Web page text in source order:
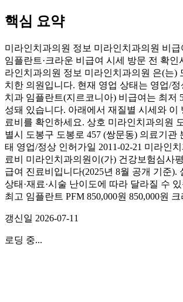
핵심 요약
미라인치과의원 정보 미라인치과의원 비
임플란트·크라운 비급여 시세 방문 전 확인
라인치과의원 정보 미라인치과의원 은(는)
치한 의원입니다. 현재 영업 상태는 영업/
치과 임플란트(지르코니아) 비급여는 최저
성돼 있습니다. 아래에서 재질별 시세와 이
료비를 확인하세요. 상호 미라인치과의원
별시 도봉구 도봉로 457 (쌍문동) 의료기관
태 영업/정상 인허가일 2011-02-21 미라인
료비 미라인치과의원이(가) 건강보험심사
급여 진료비입니다(2025년 8월 공개 기준).
상태·재료·시술 난이도에 따라 달라질 수
최고 임플란트 PFM 850,000원 850,000원
갱신일 2026-07-11
로딩 중...